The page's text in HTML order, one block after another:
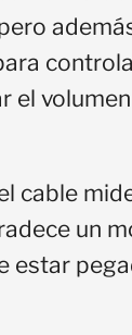
el
cable
un
estar